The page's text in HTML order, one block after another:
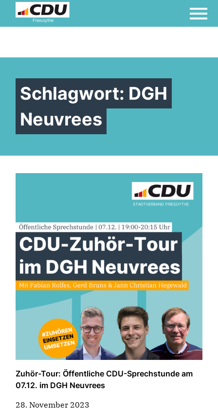
Friesoythe
Schlagwort: DGH
Neuvrees
Zuhör-Tour: Öffentliche CDU-Sprechstunde am
07.12. im DGH Neuvrees
28. November 2023